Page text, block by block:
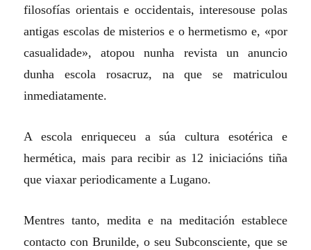
filosofías orientais e occidentais, interesouse polas
antigas escolas de misterios e o hermetismo e, «por
casualidade», atopou nunha revista un anuncio
dunha escola rosacruz, na que se matriculou
inmediatamente.
A escola enriqueceu a súa cultura esotérica e
hermética, mais para recibir as 12 iniciacións tiña
que viaxar periodicamente a Lugano.
Mentres tanto, medita e na meditación establece
contacto con Brunilde, o seu Subconsciente, que se